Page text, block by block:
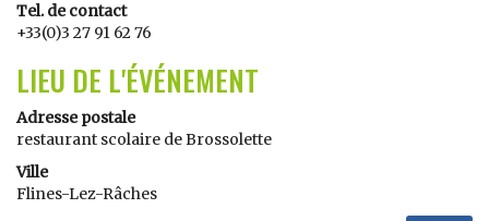
Tel. de contact
+33(0)3 27 91 62 76
LIEU DE L'ÉVÉNEMENT
Adresse postale
restaurant scolaire de Brossolette
Ville
Flines-Lez-Râches